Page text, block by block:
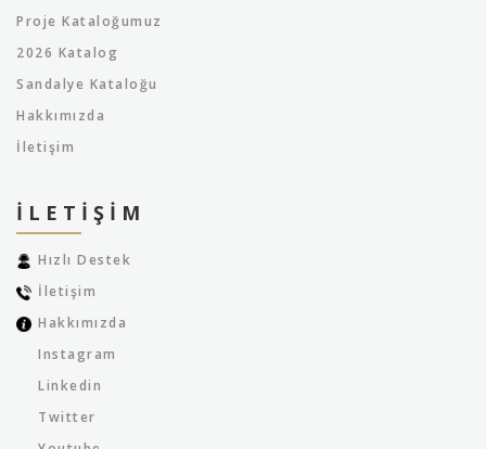
Proje Kataloğumuz
2026 Katalog
Sandalye Kataloğu
Hakkımızda
İletişim
İLETIŞIM
Hızlı Destek
İletişim
Hakkımızda
Instagram
Linkedin
Twitter